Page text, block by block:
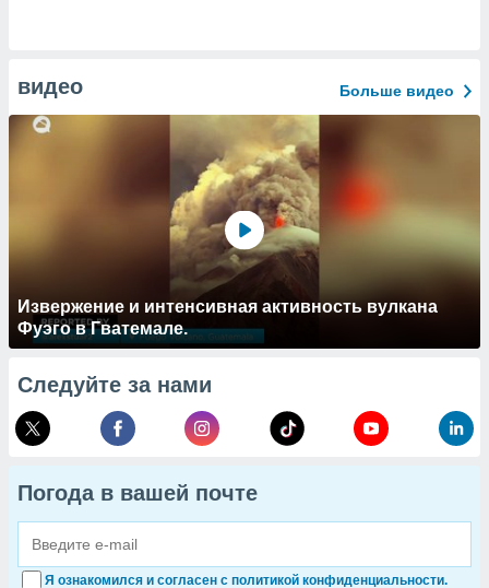
видео Больше видео
Извержение и интенсивная активность вулкана
Фуэго в Гватемале.
Следуйте за нами
Погода в вашей почте
Я ознакомился и согласен с политикой конфиденциальности.